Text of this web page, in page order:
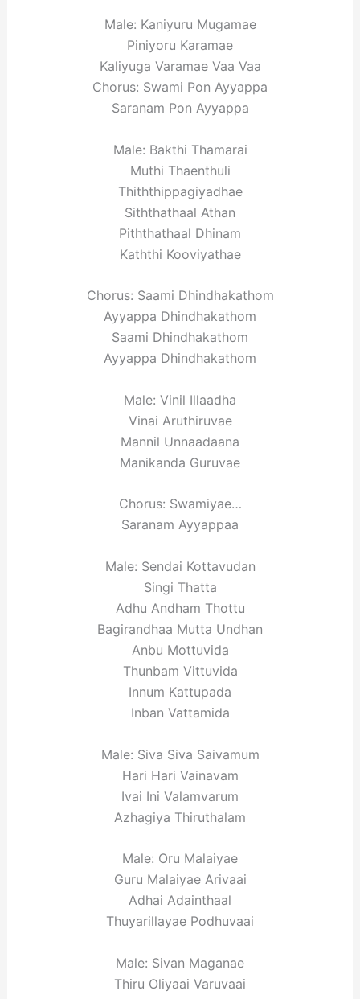
Male: Kaniyuru Mugamae
Piniyoru Karamae
Kaliyuga Varamae Vaa Vaa
Chorus: Swami Pon Ayyappa
Saranam Pon Ayyappa
Male: Bakthi Thamarai
Muthi Thaenthuli
Thiththippagiyadhae
Siththathaal Athan
Piththathaal Dhinam
Kaththi Kooviyathae
Chorus: Saami Dhindhakathom
Ayyappa Dhindhakathom
Saami Dhindhakathom
Ayyappa Dhindhakathom
Male: Vinil Illaadha
Vinai Aruthiruvae
Mannil Unnaadaana
Manikanda Guruvae
Chorus: Swamiyae…
Saranam Ayyappaa
Male: Sendai Kottavudan
Singi Thatta
Adhu Andham Thottu
Bagirandhaa Mutta Undhan
Anbu Mottuvida
Thunbam Vittuvida
Innum Kattupada
Inban Vattamida
Male: Siva Siva Saivamum
Hari Hari Vainavam
Ivai Ini Valamvarum
Azhagiya Thiruthalam
Male: Oru Malaiyae
Guru Malaiyae Arivaai
Adhai Adainthaal
Thuyarillayae Podhuvaai
Male: Sivan Maganae
Thiru Oliyaai Varuvaai